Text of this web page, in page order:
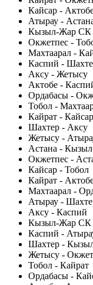
Кайсар -
Атырау -
Кызыл-Жар СК
Окжетпес -
Махтаарал -
Каспий -
Аксу - Жетысу
Актобе -
Ордабасы -
Тобол -
Кайрат - Кайсар
Шахтер - Аксу
Жетысу -
Астана -
Окжетпес -
Кайсар - Тобол
Кайрат -
Махтаарал -
Атырау -
Аксу - Каспий
Кызыл-Жар СК
Каспий -
Шахтер -
Жетысу -
Тобол - Кайрат
Ордабасы -